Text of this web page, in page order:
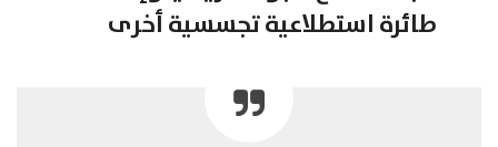
طائرة استطلاعية تجسسية أخرى